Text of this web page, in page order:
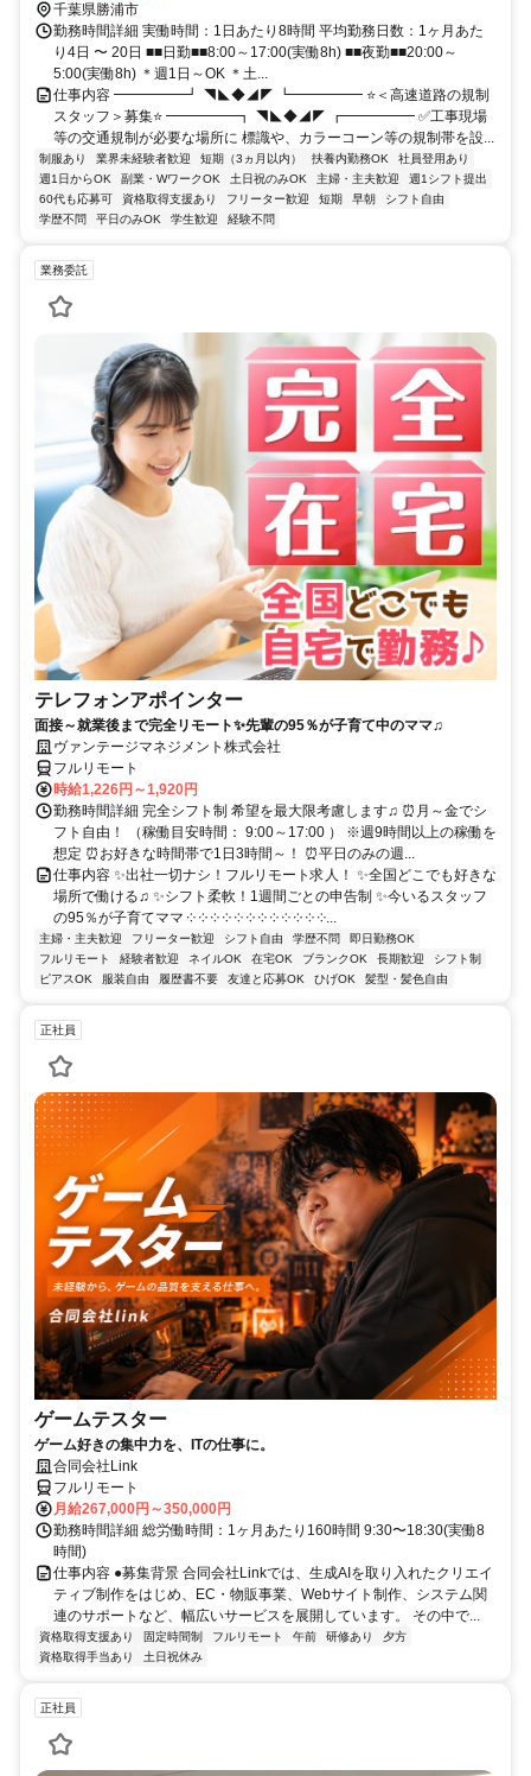
千葉県勝浦市
勤務時間詳細 実働時間：1日あたり8時間 平均勤務日数：1ヶ月あた
り4日 〜 20日 ■■日勤■■8:00～17:00(実働8h) ■■夜勤■■20:00～
5:00(実働8h) ＊週1日～OK ＊土...
仕事内容 ━━━━━┛ ◥◣◆◢◤ ┗━━━━━ ⭐＜高速道路の規制
スタッフ＞募集⭐ ━━━━━┓ ◥◣◆◢◤ ┏━━━━━ ✅工事現場
等の交通規制が必要な場所に 標識や、カラーコーン等の規制帯を設...
制服あり 業界未経験者歓迎 短期（3ヵ月以内） 扶養内勤務OK
社員登用あり
週1日からOK
副業・WワークOK 土日祝のみOK 主婦・主夫歓迎
週1シフト提出
60代も応募可
資格取得支援あり フリーター歓迎 短期 早朝
シフト自由
学歴不問
平日のみOK 学生歓迎 経験不問
業務委託
テレフォンアポインター
面接～就業後まで完全リモート✨先輩の95％が子育て中のママ♫
ヴァンテージマネジメント株式会社
フルリモート
時給1,226円～1,920円
勤務時間詳細 完全シフト制 希望を最大限考慮します♫ ⏰月～金でシ
フト自由！ （稼働目安時間： 9:00～17:00 ） ※週9時間以上の稼働を
想定 ⏰お好きな時間帯で1日3時間～！ ⏰平日のみの週...
仕事内容 ✨出社一切ナシ！フルリモート求人！ ✨全国どこでも好きな
場所で働ける♫ ✨シフト柔軟！1週間ごとの申告制 ✨今いるスタッフ
の95％が子育てママ ༶ ༶ ༶ ༶ ༶ ༶ ༶ ༶ ༶ ༶ ༶ ༶...
主婦・主夫歓迎 フリーター歓迎 シフト自由 学歴不問
即日勤務OK
フルリモート
経験者歓迎 ネイルOK 在宅OK ブランクOK 長期歓迎
シフト制
ピアスOK
服装自由 履歴書不要 友達と応募OK ひげOK 髪型・髪色自由
正社員
ゲームテスター
ゲーム好きの集中力を、ITの仕事に。
合同会社Link
フルリモート
月給267,000円～350,000円
勤務時間詳細 総労働時間：1ヶ月あたり160時間 9:30〜18:30(実働8
時間)
仕事内容 ●募集背景 合同会社Linkでは、生成AIを取り入れたクリエイ
ティブ制作をはじめ、EC・物販事業、Webサイト制作、システム関
連のサポートなど、幅広いサービスを展開しています。 その中で...
資格取得支援あり 固定時間制 フルリモート 午前 研修あり
夕方
資格取得手当あり
土日祝休み
正社員